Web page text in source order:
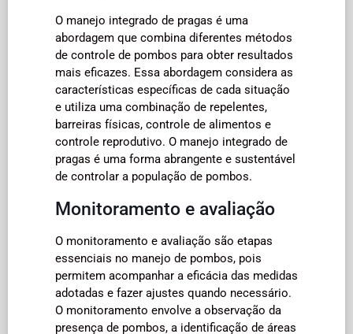
O manejo integrado de pragas é uma
abordagem que combina diferentes métodos
de controle de pombos para obter resultados
mais eficazes. Essa abordagem considera as
características específicas de cada situação
e utiliza uma combinação de repelentes,
barreiras físicas, controle de alimentos e
controle reprodutivo. O manejo integrado de
pragas é uma forma abrangente e sustentável
de controlar a população de pombos.
Monitoramento e avaliação
O monitoramento e avaliação são etapas
essenciais no manejo de pombos, pois
permitem acompanhar a eficácia das medidas
adotadas e fazer ajustes quando necessário.
O monitoramento envolve a observação da
presença de pombos, a identificação de áreas